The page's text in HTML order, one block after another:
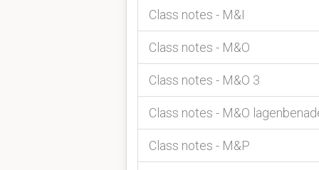
Class notes - M&I
Class notes - M&O
Class notes - M&O 3
Class notes - M&O
Class notes - M&P